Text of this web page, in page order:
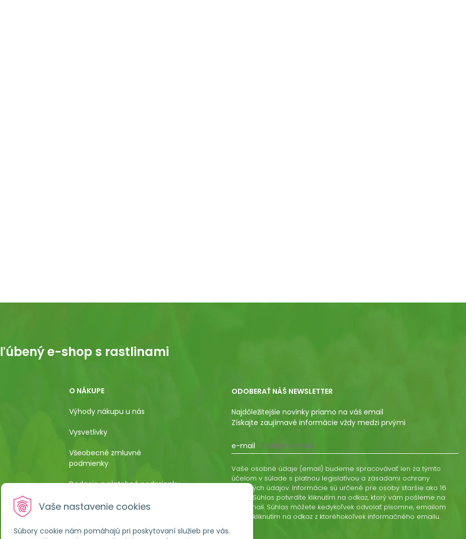
Vaše nastavenie cookies
Súbory cookie nám pomáhajú pri poskytovaní služieb pre vás.
e-shop s rastlinami
O NÁKUPE
Výhody nákupu u nás
Vysvetlivky
Všeobecné zmluvné
podmienky
Dodacie a platobné podmienky
Pestovateľský manuál
Poučenie o uplatnení práva
kupujúceho na odstúpenie od
ODOBERAŤ NÁŠ NEWSLETTER
Najdôležitejšie novinky priamo na váš email
Získajte zaujímavé informácie vždy medzi prvými
e-mail
Vaše osobné údaje (email) budeme spracovávať len za týmto
účelom v súlade s platnou legislatívou a zásadami ochrany
osobných údajov. Informácie sú určené pre osoby staršie ako 16
rokov. Súhlas potvrdíte kliknutím na odkaz, ktorý vám pošleme na
váš email. Súhlas môžete kedykoľvek odvolať písomne, emailom
alebo kliknutím na odkaz z ktoréhokoľvek informačného emailu.